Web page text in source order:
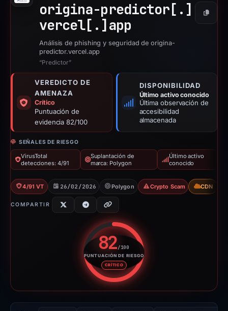
origina-predictor[.]
vercel[.] app
Copiar
Análisis de phishing y seguridad de origina-
predictor.vercel.app
“Predictor”
VEREDICTO DE
AMENAZA
Crítico
Puntuación de
evidencia 82/100
DISPONIBILIDAD
Último activo conocido
Última observación de
accesibilidad
almacenada
SEÑALES DE RIESGO
VirusTotal
detecciones: 4/91
Suplantación de
marca: Polygon
Último activo
conocido
4/91 VT 26/02/2026 Polygon Crypto Scam CDN
COMPARTIR
82/100
PUNTUACIÓN DE RIESGO
CRÍTICO
Puntuación de riesgo: 82